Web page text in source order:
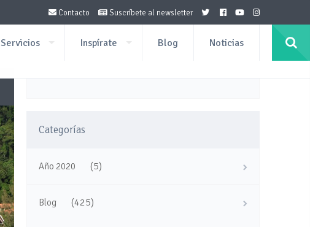
Contacto Suscríbete al newsletter
Servicios Inspírate Blog Noticias
Categorías
Año 2020 (5)
Blog (425)